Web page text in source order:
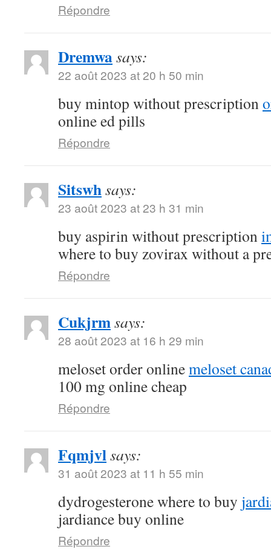
Répondre
Dremwasays:
22 août 2023 at 20 h 50 min
buy mintop without prescription
online ed pills
Répondre
Sitswhsays:
23 août 2023 at 23 h 31 min
buy aspirin without prescription
where to buy zovirax without a
Répondre
Cukjrmsays:
28 août 2023 at 16 h 29 min
meloset order onlinemeloset
100 mg online cheap
Répondre
Fqmjvlsays:
31 août 2023 at 11 h 55 min
dydrogesterone where to buy
jardiance buy online
Répondre